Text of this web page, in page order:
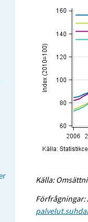
Källa:
Förfrågningar: